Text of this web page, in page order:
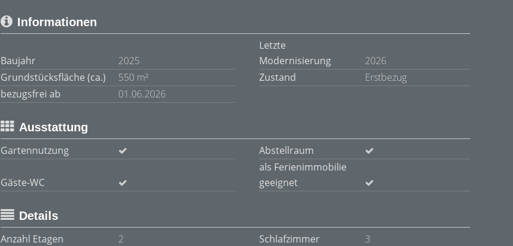
Informationen
Baujahr 2025
Letzte
Modernisierung
2026
Grundstücksfläche (ca.)
550 m² Zustand
Erstbezug
bezugsfrei ab
01.06.2026
Ausstattung
Gartennutzung
Abstellraum
Gäste-WC
als Ferienimmobilie
geeignet
Details
Anzahl Etagen
2 Schlafzimmer
3